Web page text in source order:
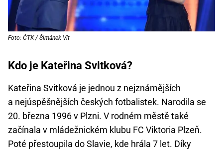
Foto: ČTK / Šimánek Vít
Kdo je Kateřina Svitková?
Kateřina Svitková je jednou z nejznámějších
a nejúspěšnějších českých fotbalistek. Narodila se
20. března 1996 v Plzni. V rodném městě také
začínala v mládežnickém klubu FC Viktoria Plzeň.
Poté přestoupila do Slavie, kde hrála 7 let. Díky